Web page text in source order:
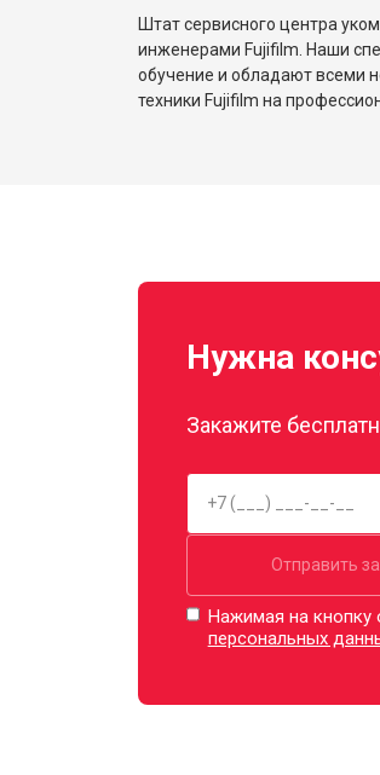
Штат сервисного центра
инженерами Fujifilm. Наши
обучение и обладают всеми
техники Fujifilm на
Нужна
Закажите
Отправить
Нажимая на кнопку
персональных